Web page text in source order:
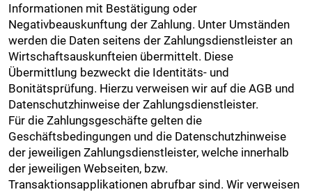
Informationen mit Bestätigung oder
Negativbeauskunftung der Zahlung. Unter Umständen
werden die Daten seitens der Zahlungsdienstleister an
Wirtschaftsauskunfteien übermittelt. Diese
Übermittlung bezweckt die Identitäts- und
Bonitätsprüfung. Hierzu verweisen wir auf die AGB und
Datenschutzhinweise der Zahlungsdienstleister.
Für die Zahlungsgeschäfte gelten die
Geschäftsbedingungen und die Datenschutzhinweise
der jeweiligen Zahlungsdienstleister, welche innerhalb
der jeweiligen Webseiten, bzw.
Transaktionsapplikationen abrufbar sind. Wir verweisen